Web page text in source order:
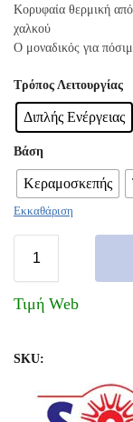
Κορυφαία θερμική
χαλκού
Ο μοναδικός για
Τρόπος Λειτουργίας
Διπλής Ενέργειας
Βάση
Κεραμοσκεπής
Εκκαθάριση
Τιμή Web
SKU: